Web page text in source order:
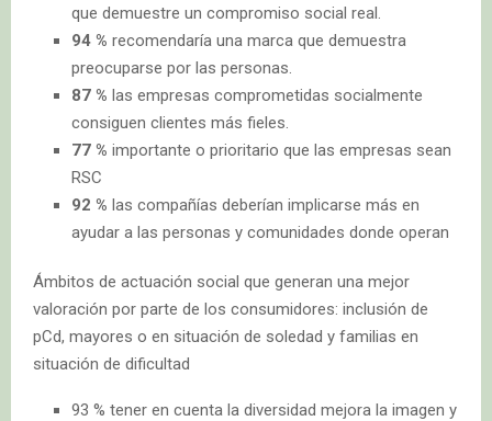
que demuestre un compromiso social real.
94 % recomendaría una marca que demuestra
preocuparse por las personas.
87 % las empresas comprometidas socialmente
consiguen clientes más fieles.
77 % importante o prioritario que las empresas sean
RSC
92 % las compañías deberían implicarse más en
ayudar a las personas y comunidades donde operan
Ámbitos de actuación social que generan una mejor
valoración por parte de los consumidores: inclusión de
pCd, mayores o en situación de soledad y familias en
situación de dificultad
93 % tener en cuenta la diversidad mejora la imagen y